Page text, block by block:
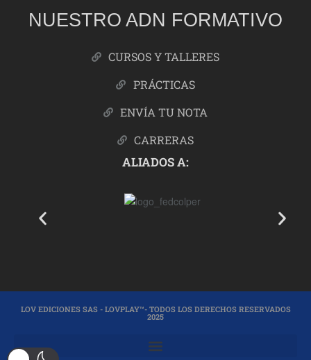
NUESTRO ADN FORMATIVO
CURSOS Y TALLERES
PRÁCTICAS
ENVÍA TU NOTA
CARRERAS
ALIADOS A:
LOV EDICIONES SAS - LOVPLAY™- TODOS LOS DERECHOS RESERVADOS
2025